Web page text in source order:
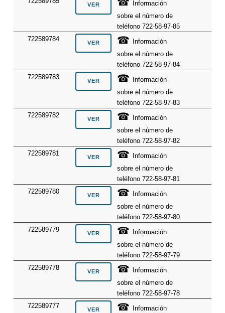
Información
sobre el número de
teléfono 722-58-97-85
722589784
☎
Información
sobre el número de
teléfono 722-58-97-84
722589783
☎
Información
sobre el número de
teléfono 722-58-97-83
722589782
☎
Información
sobre el número de
teléfono 722-58-97-82
722589781
☎
Información
sobre el número de
teléfono 722-58-97-81
722589780
☎
Información
sobre el número de
teléfono 722-58-97-80
722589779
☎
Información
sobre el número de
teléfono 722-58-97-79
722589778
☎
Información
sobre el número de
teléfono 722-58-97-78
722589777
☎
Información